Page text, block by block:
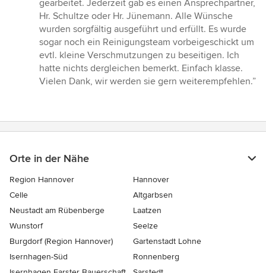
von
5
Sternen
gearbeitet. Jederzeit gab es einen Ansprechpartner,
Hr. Schultze oder Hr. Jünemann. Alle Wünsche
wurden sorgfältig ausgeführt und erfüllt. Es wurde
sogar noch ein Reinigungsteam vorbeigeschickt um
evtl. kleine Verschmutzungen zu beseitigen. Ich
hatte nichts dergleichen bemerkt. Einfach klasse.
Vielen Dank, wir werden sie gern weiterempfehlen.”
Orte in der Nähe
Region Hannover
Hannover
Celle
Altgarbsen
Neustadt am Rübenberge
Laatzen
Wunstorf
Seelze
Burgdorf (Region Hannover)
Gartenstadt Lohne
Isernhagen-Süd
Ronnenberg